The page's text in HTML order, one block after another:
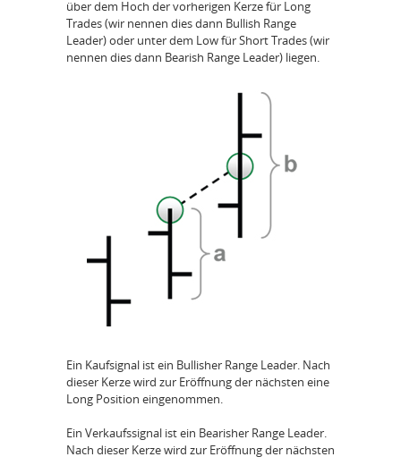
über dem Hoch der vorherigen Kerze für Long
Trades (wir nennen dies dann Bullish Range
Leader) oder unter dem Low für Short Trades (wir
nennen dies dann Bearish Range Leader) liegen.
Ein Kaufsignal ist ein Bullisher Range Leader. Nach
dieser Kerze wird zur Eröffnung der nächsten eine
Long Position eingenommen.
Ein Verkaufssignal ist ein Bearisher Range Leader.
Nach dieser Kerze wird zur Eröffnung der nächsten